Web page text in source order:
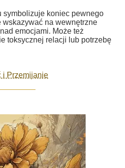
symbolizuje koniec pewnego
wskazywać na wewnętrzne
emocjami. Może też
toksycznej relacji lub potrzebę
i Przemijanie